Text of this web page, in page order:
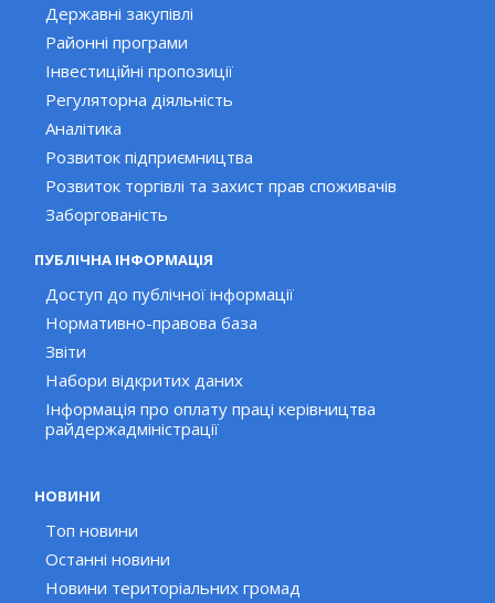
Державні закупівлі
Районні програми
Інвестиційні пропозиції
Регуляторна діяльність
Аналітика
Розвиток підприємництва
Розвиток торгівлі та захист прав споживачів
Заборгованість
ПУБЛІЧНА ІНФОРМАЦІЯ
Доступ до публічної інформації
Нормативно-правова база
Звіти
Набори відкритих даних
Інформація про оплату праці керівництва
райдержадміністрації
НОВИНИ
Топ новини
Останні новини
Новини територіальних громад